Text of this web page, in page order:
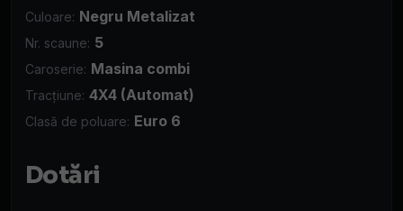
Culoare: Negru Metalizat
Nr. scaune: 5
Caroserie: Masina combi
Tracțiune: 4X4 (Automat)
Clasă de poluare: Euro 6
Dotări